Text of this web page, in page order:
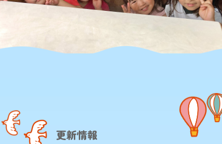
更新情報